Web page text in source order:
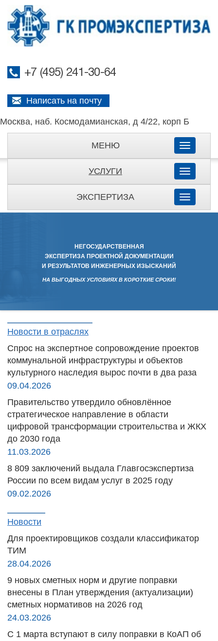
+7 (495) 241-30-64
Написать на почту
Москва, наб. Космодамианская, д 4/22, корп Б
МЕНЮ
Toggle
УСЛУГИ
Toggle
ЭКСПЕРТИЗА
Toggle
НЕГОСУДАРСТВЕННАЯ
ЭКСПЕРТИЗА ПРОЕКТНОЙ ДОКУМЕНТАЦИИ
И РЕЗУЛЬТАТОВ ИНЖЕНЕРНЫХ ИЗЫСКАНИЙ
НА ВЫГОДНЫХ УСЛОВИЯХ В КОРОТКИЕ СРОКИ!
Новости в отраслях
Спрос на экспертное сопровождение проектов
коммунальной инфраструктуры и объектов
культурного наследия вырос почти в два раза
09.04.2026
Правительство утвердило обновлённое
стратегическое направление в области
цифровой трансформации строительства и ЖКХ
до 2030 года
11.03.2026
8 809 заключений выдала Главгосэкспертиза
России по всем видам услуг в 2025 году
09.02.2026
Новости
Для проектировщиков создали классификатор
ТИМ
28.04.2026
9 новых сметных норм и другие поправки
внесены в План утверждения (актуализации)
сметных нормативов на 2026 год
24.03.2026
С 1 марта вступают в силу поправки в КоАП об